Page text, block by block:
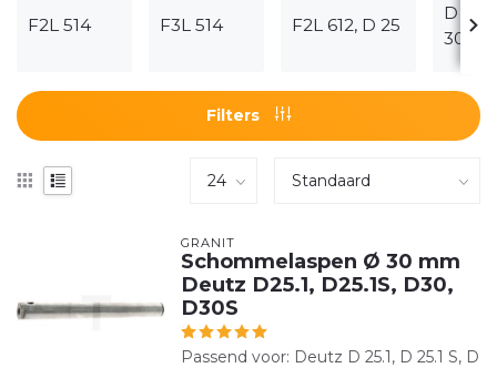
F2L 514 F3L 514 F2L 612, D 25
D
30, D
Filters
GRANIT
Schommelaspen Ø 30 mm
Deutz D25.1, D25.1S, D30,
D30S
Passend voor: Deutz D 25.1, D 25.1 S, D